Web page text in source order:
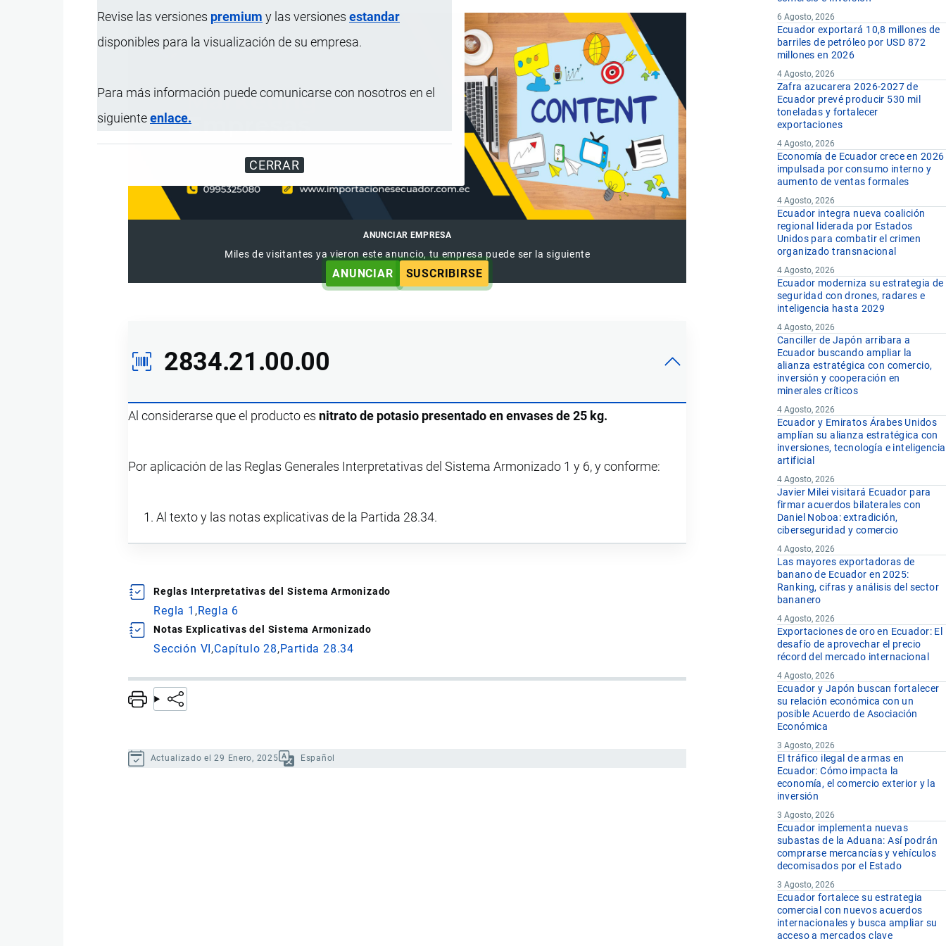
Revise las versiones premium y las versiones estandar
disponibles para la visualización de su empresa.
Para más información puede comunicarse con nosotros en el
siguienteenlace.
CERRAR
ANUNCIAR EMPRESA
Miles de visitantes ya vieron este anuncio, tu empresa puede ser la siguiente
ANUNCIAR SUSCRIBIRSE
2834.21.00.00
Al considerarse que el producto es nitrato de potasio presentado en envases de 25 kg.
Por aplicación de las Reglas Generales Interpretativas del Sistema Armonizado 1 y 6, y conforme:
Al texto y las notas explicativas de la Partida 28.34.
Reglas Interpretativas del Sistema Armonizado
Regla 1 Regla 6
Notas Explicativas del Sistema Armonizado
Sección VI Capítulo 28 Partida 28.34
Actualizado el 29 Enero, 2025 Español
6 Agosto, 2026
Ecuador exportará 10,8 millones de
barriles de petróleo por USD 872
millones en 2026
4 Agosto, 2026
Zafra azucarera 2026-2027 de
Ecuador prevé producir 530 mil
toneladas y fortalecer
exportaciones
4 Agosto, 2026
Economía de Ecuador crece en 2026
impulsada por consumo interno y
aumento de ventas formales
4 Agosto, 2026
Ecuador integra nueva coalición
regional liderada por Estados
Unidos para combatir el crimen
organizado transnacional
4 Agosto, 2026
Ecuador moderniza su estrategia de
seguridad con drones, radares e
inteligencia hasta 2029
4 Agosto, 2026
Canciller de Japón arribara a
Ecuador buscando ampliar la
alianza estratégica con comercio,
inversión y cooperación en
minerales críticos
4 Agosto, 2026
Ecuador y Emiratos Árabes Unidos
amplían su alianza estratégica con
inversiones, tecnología e inteligencia
artificial
4 Agosto, 2026
Javier Milei visitará Ecuador para
firmar acuerdos bilaterales con
Daniel Noboa: extradición,
ciberseguridad y comercio
4 Agosto, 2026
Las mayores exportadoras de
banano de Ecuador en 2025:
Ranking, cifras y análisis del sector
bananero
4 Agosto, 2026
Exportaciones de oro en Ecuador: El
desafío de aprovechar el precio
récord del mercado internacional
4 Agosto, 2026
Ecuador y Japón buscan fortalecer
su relación económica con un
posible Acuerdo de Asociación
Económica
3 Agosto, 2026
El tráfico ilegal de armas en
Ecuador: Cómo impacta la
economía, el comercio exterior y la
inversión
3 Agosto, 2026
Ecuador implementa nuevas
subastas de la Aduana: Así podrán
comprarse mercancías y vehículos
decomisados por el Estado
3 Agosto, 2026
Ecuador fortalece su estrategia
comercial con nuevos acuerdos
internacionales y busca ampliar su
acceso a mercados clave